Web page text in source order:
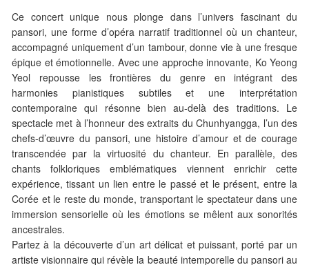
Ce concert unique nous plonge dans l’univers fascinant du
pansori, une forme d’opéra narratif traditionnel où un chanteur,
accompagné uniquement d’un tambour, donne vie à une fresque
épique et émotionnelle. Avec une approche innovante, Ko Yeong
Yeol repousse les frontières du genre en intégrant des
harmonies pianistiques subtiles et une interprétation
contemporaine qui résonne bien au-delà des traditions. Le
spectacle met à l’honneur des extraits du Chunhyangga, l’un des
chefs-d’œuvre du pansori, une histoire d’amour et de courage
transcendée par la virtuosité du chanteur. En parallèle, des
chants folkloriques emblématiques viennent enrichir cette
expérience, tissant un lien entre le passé et le présent, entre la
Corée et le reste du monde, transportant le spectateur dans une
immersion sensorielle où les émotions se mêlent aux sonorités
ancestrales.
Partez à la découverte d’un art délicat et puissant, porté par un
artiste visionnaire qui révèle la beauté intemporelle du pansori au